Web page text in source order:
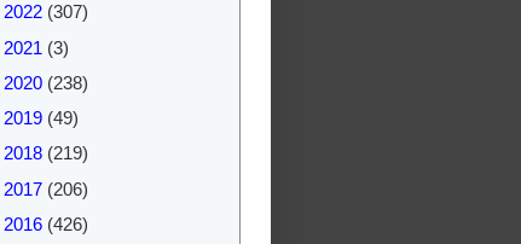
2022 (307)
2021 (3)
2020 (238)
2019 (49)
2018 (219)
2017 (206)
2016 (426)